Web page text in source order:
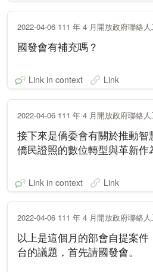
2022-04-06 111 年 4 月開放政府聯絡
國發會有補充嗎？
Link in context Link
2022-04-06 111 年 4 月開放政府聯絡
接下來是僑委會有關於推動
僑民證照的數位轉型與革新作
Link in context Link
2022-04-06 111 年 4 月開放政府聯絡
以上是這個月的部會自提案
台的議題，首先請國發會。